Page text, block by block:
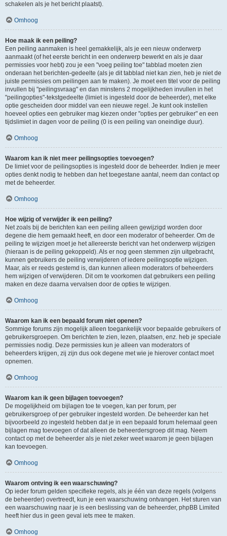
schakelen als je het bericht plaatst).
Omhoog
Hoe maak ik een peiling?
Een peiling aanmaken is heel gemakkelijk, als je een nieuw onderwerp
aanmaakt (of het eerste bericht in een onderwerp bewerkt en als je daar
permissies voor hebt) zou je een "voeg peiling toe" tabblad moeten zien
onderaan het berichten-gedeelte (als je dit tabblad niet kan zien, heb je niet de
juiste permissies om peilingen aan te maken). Je moet een titel voor de peiling
invullen bij "peilingsvraag" en dan minstens 2 mogelijkheden invullen in het
"peilingopties"-tekstgedeelte (limiet is ingesteld door de beheerder), met elke
optie gescheiden door middel van een nieuwe regel. Je kunt ook instellen
hoeveel opties een gebruiker mag kiezen onder "opties per gebruiker" en een
tijdslimiet in dagen voor de peiling (0 is een peiling van oneindige duur).
Omhoog
Waarom kan ik niet meer peilingsopties toevoegen?
De limiet voor de peilingsopties is ingesteld door de beheerder. Indien je meer
opties denkt nodig te hebben dan het toegestane aantal, neem dan contact op
met de beheerder.
Omhoog
Hoe wijzig of verwijder ik een peiling?
Net zoals bij de berichten kan een peiling alleen gewijzigd worden door
degene die hem gemaakt heeft, en door een moderator of beheerder. Om de
peiling te wijzigen moet je het allereerste bericht van het onderwerp wijzigen
(hieraan is de peiling gekoppeld). Als er nog geen stemmen zijn uitgebracht,
kunnen gebruikers de peiling verwijderen of iedere peilingsoptie wijzigen.
Maar, als er reeds gestemd is, dan kunnen alleen moderators of beheerders
hem wijzigen of verwijderen. Dit om te voorkomen dat gebruikers een peiling
maken en deze daarna vervalsen door de opties te wijzigen.
Omhoog
Waarom kan ik een bepaald forum niet openen?
Sommige forums zijn mogelijk alleen toegankelijk voor bepaalde gebruikers of
gebruikersgroepen. Om berichten te zien, lezen, plaatsen, enz. heb je speciale
permissies nodig. Deze permissies kun je alleen van moderators of
beheerders krijgen, zij zijn dus ook degene met wie je hierover contact moet
opnemen.
Omhoog
Waarom kan ik geen bijlagen toevoegen?
De mogelijkheid om bijlagen toe te voegen, kan per forum, per
gebruikersgroep of per gebruiker ingesteld worden. De beheerder kan het
bijvoorbeeld zo ingesteld hebben dat je in een bepaald forum helemaal geen
bijlagen mag toevoegen of dat alleen de beheerdersgroep dit mag. Neem
contact op met de beheerder als je niet zeker weet waarom je geen bijlagen
kan toevoegen.
Omhoog
Waarom ontving ik een waarschuwing?
Op ieder forum gelden specifieke regels, als je één van deze regels (volgens
de beheerder) overtreedt, kun je een waarschuwing ontvangen. Het sturen van
een waarschuwing naar je is een beslissing van de beheerder, phpBB Limited
heeft hier dus in geen geval iets mee te maken.
Omhoog